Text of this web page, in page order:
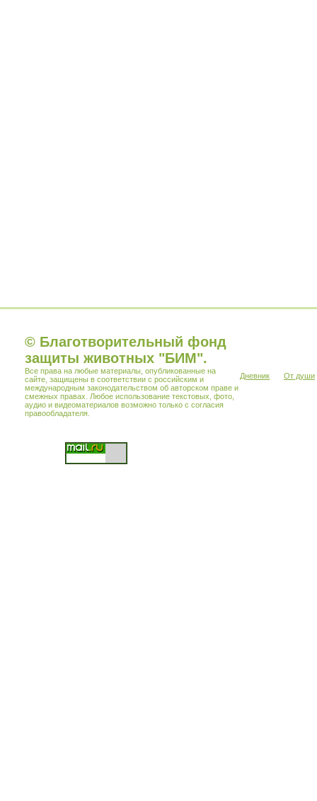
© Благотворительный фонд
защиты животных "БИМ".
Все права на любые материалы, опубликованные на
сайте, защищены в соответствии с российским и
международным законодательством об авторском праве и
смежных правах. Любое использование текстовых, фото,
аудио и видеоматериалов возможно только с согласия
правообладателя.
Дневник От души